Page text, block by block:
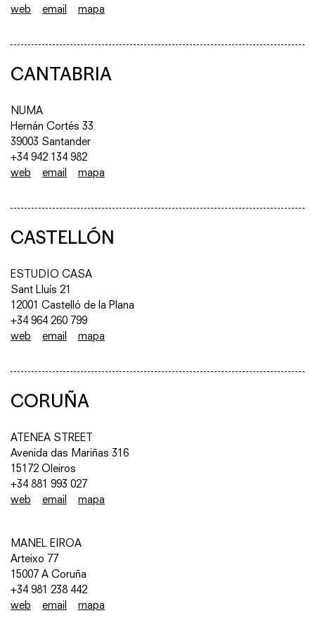
web
email mapa
CANTABRIA
NUMA
Hernán Cortés 33
39003 Santander
+34 942 134 982
web
email mapa
CASTELLÓN
ESTUDIO CASA
Sant Lluís 21
12001 Castelló de la Plana
+34 964 260 799
web
email mapa
CORUÑA
ATENEA STREET
Avenida das Mariñas 316
15172 Oleiros
+34 881 993 027
web
email mapa
MANEL EIROA
Arteixo 77
15007 A Coruña
+34 981 238 442
web
email mapa